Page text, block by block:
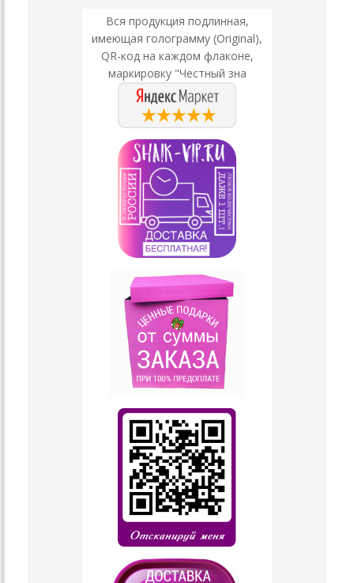
Вся продукция подлинная,
имеющая голограмму (Original),
QR-код на каждом флаконе,
маркировку "Честный зна